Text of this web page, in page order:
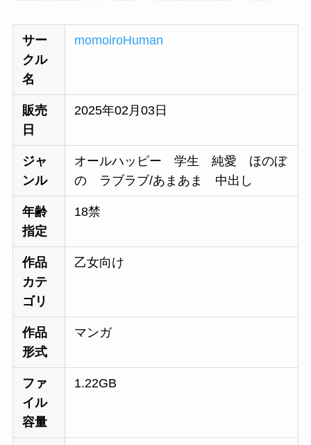
サー
クル
名
momoiroHuman
販売
日
2025年02月03日
ジャ
ンル
オールハッピー 学生 純愛 ほのぼ
の ラブラブ/あまあま 中出し
年齢
指定
18禁
作品
カテ
ゴリ
乙女向け
作品
形式
マンガ
ファ
イル
容量
1.22GB